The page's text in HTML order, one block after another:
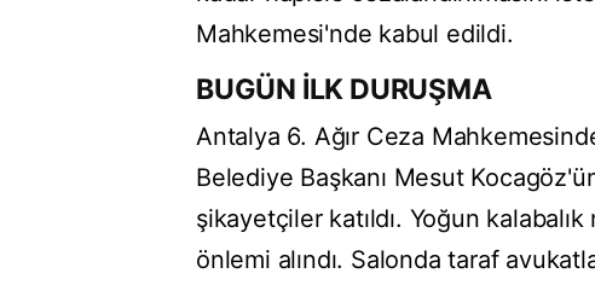
Mahkemesi'nde kabul edildi.
BUGÜN İLK DURUŞMA
Antalya 6. Ağır Ceza
Belediye Başkanı Mesut
şikayetçiler katıldı. Yoğun
önlemi alındı. Salonda taraf